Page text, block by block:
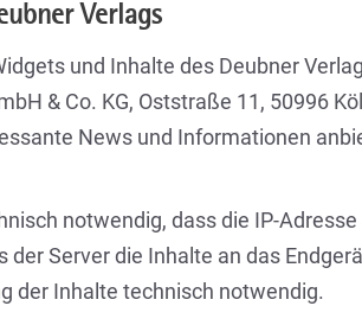
Verlags
und Inhalte des Deubner
& Co. KG, Oststraße 11, 50996
News und Informationen
notwendig, dass die IP-
Server die Inhalte an das
der Inhalte technisch notwendig.